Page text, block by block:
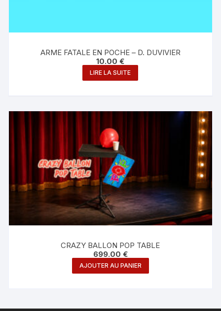
ARME FATALE EN POCHE – D. DUVIVIER
10.00€
LIRE LA SUITE
CRAZY BALLON POP TABLE
699.00 €
AJOUTER AU PANIER